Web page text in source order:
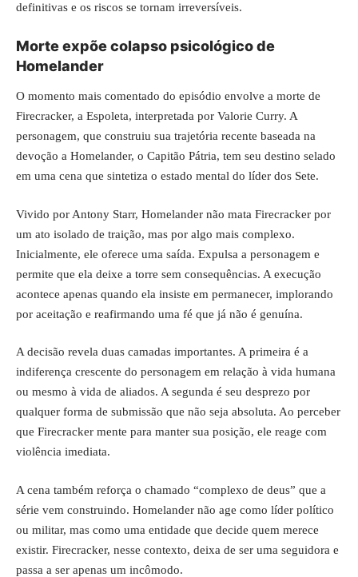
definitivas e os riscos se tornam irreversíveis.
Morte expõe colapso psicológico de
Homelander
O momento mais comentado do episódio envolve a morte de
Firecracker, a Espoleta, interpretada por Valorie Curry. A
personagem, que construiu sua trajetória recente baseada na
devoção a Homelander, o Capitão Pátria, tem seu destino selado
em uma cena que sintetiza o estado mental do líder dos Sete.
Vivido por Antony Starr, Homelander não mata Firecracker por
um ato isolado de traição, mas por algo mais complexo.
Inicialmente, ele oferece uma saída. Expulsa a personagem e
permite que ela deixe a torre sem consequências. A execução
acontece apenas quando ela insiste em permanecer, implorando
por aceitação e reafirmando uma fé que já não é genuína.
A decisão revela duas camadas importantes. A primeira é a
indiferença crescente do personagem em relação à vida humana
ou mesmo à vida de aliados. A segunda é seu desprezo por
qualquer forma de submissão que não seja absoluta. Ao perceber
que Firecracker mente para manter sua posição, ele reage com
violência imediata.
A cena também reforça o chamado “complexo de deus” que a
série vem construindo. Homelander não age como líder político
ou militar, mas como uma entidade que decide quem merece
existir. Firecracker, nesse contexto, deixa de ser uma seguidora e
passa a ser apenas um incômodo.